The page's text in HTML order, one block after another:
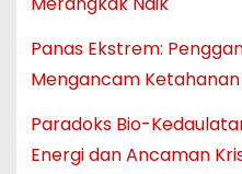
Panas Ekstrem:
Mengancam
Paradoks Bio-
Energi dan Ancaman